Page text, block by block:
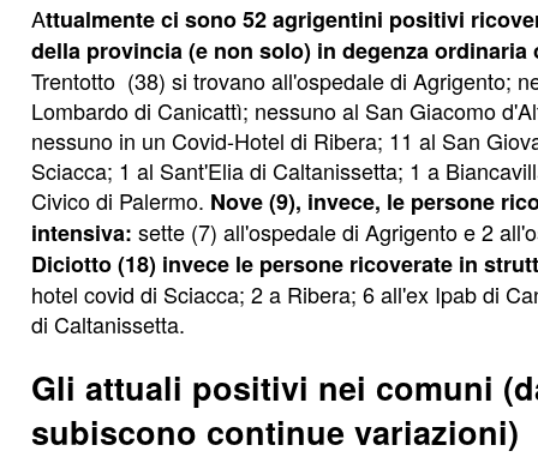
Attualmente ci sono 52 agrigentini positivi
della provincia (e non solo) in degenza ordinaria
Trentotto (38) si trovano all'ospedale di Agrigento;
Lombardo di Canicattì; nessuno al San Giacomo
nessuno in un Covid-Hotel di Ribera; 11 al San
Sciacca; 1 al Sant'Elia di Caltanissetta; 1 a
Civico di Palermo. Nove (9), invece, le persone
intensiva: sette (7) all'ospedale di Agrigento e 2
Diciotto (18) invece le persone ricoverate in
hotel covid di Sciacca; 2 a Ribera; 6 all'ex Ipab di
di Caltanissetta.
Gli attuali positivi nei comuni
subiscono continue variazioni)